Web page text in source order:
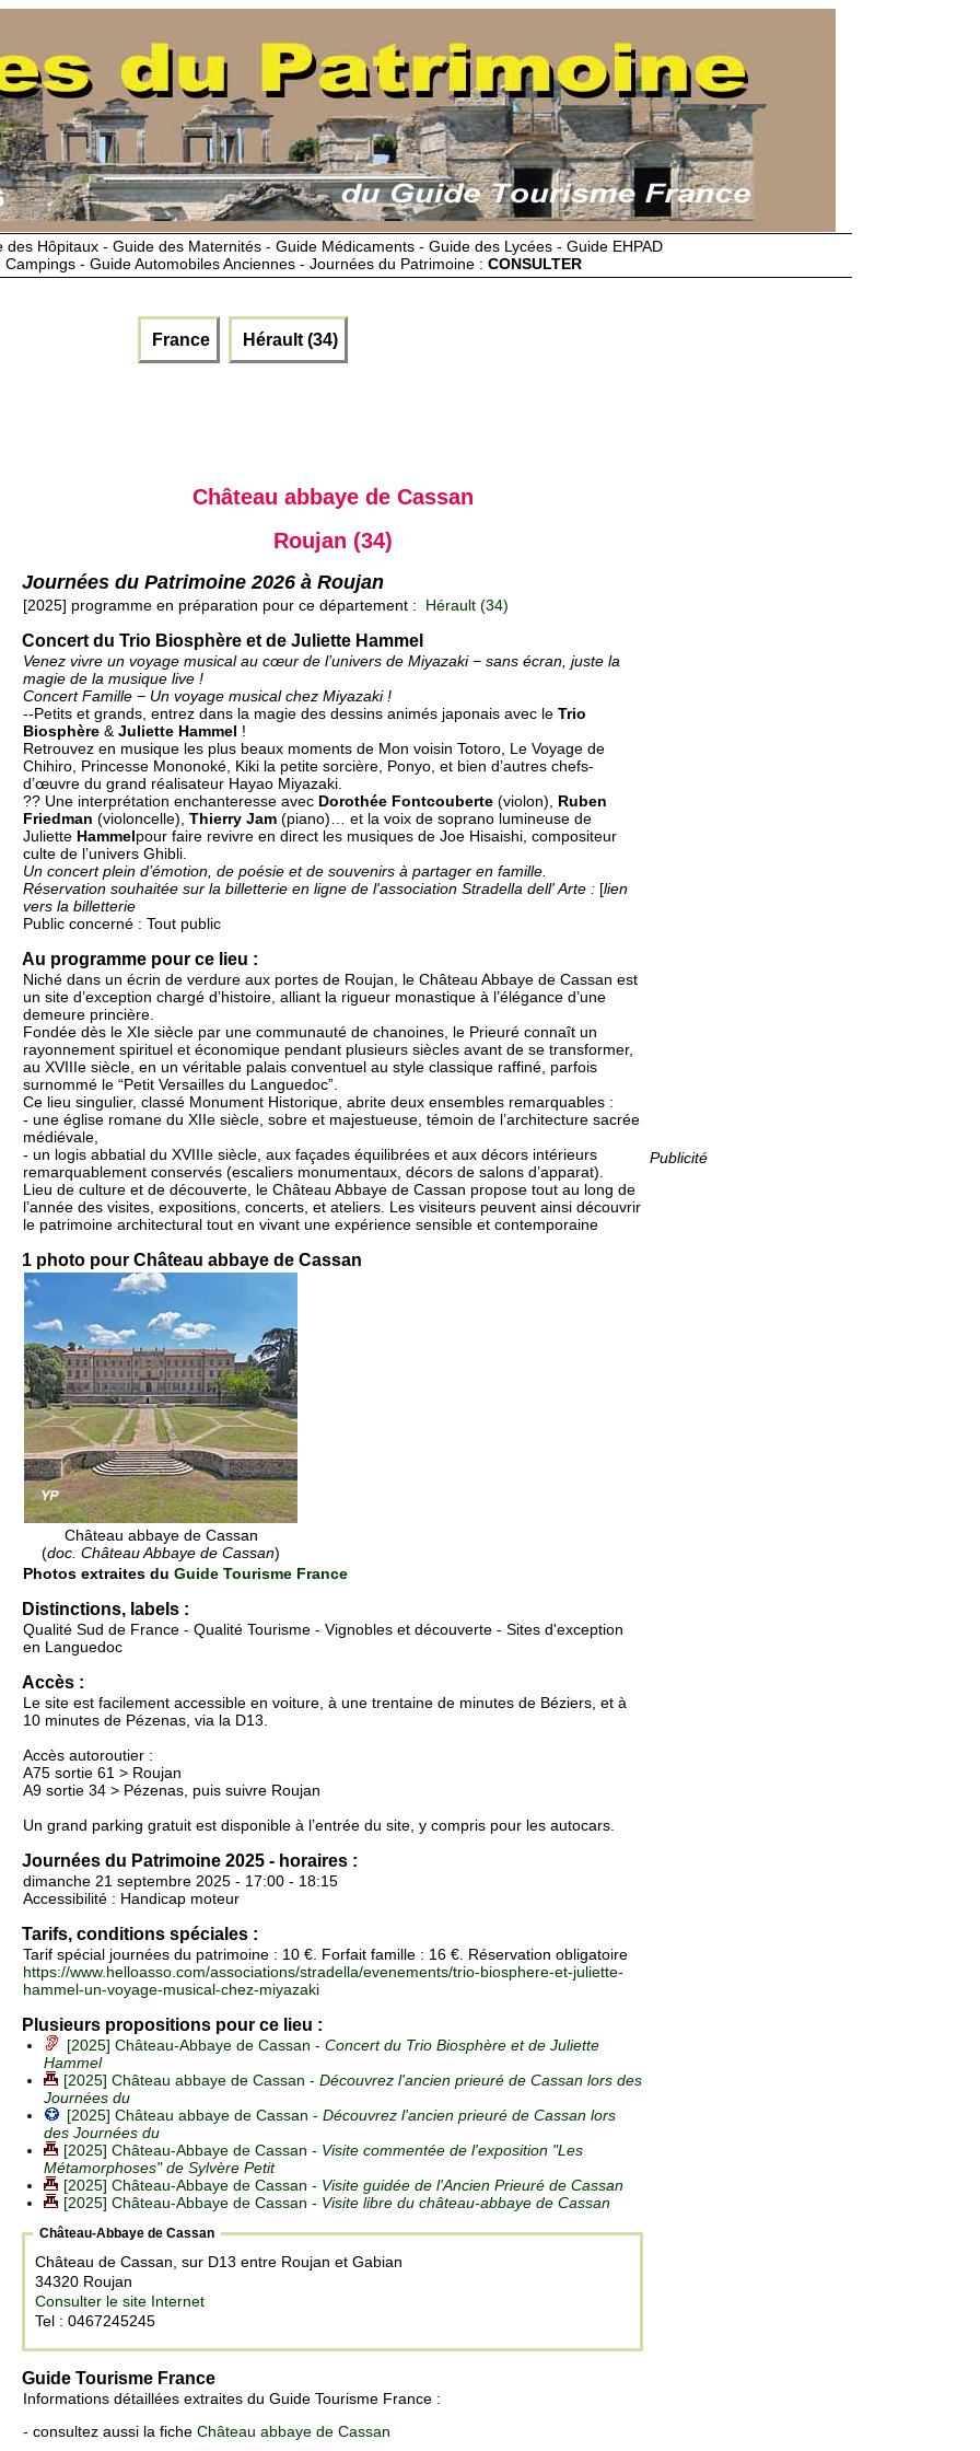
Hôpitaux - Guide des Maternités - Guide Médicaments - Guide des Lycées - Guide EHPAD
- Guide Automobiles Anciennes - Journées du Patrimoine : CONSULTER
France Hérault (34)
Publicité
Château abbaye de Cassan
Roujan (34)
Journées du Patrimoine 2026 à Roujan
[2025] programme en préparation pour ce département : Hérault (34)
Concert du Trio Biosphère et de Juliette Hammel
Venez vivre un voyage musical au cœur de l’univers de Miyazaki − sans écran, juste la
magie de la musique live !
Concert Famille − Un voyage musical chez Miyazaki !
--Petits et grands, entrez dans la magie des dessins animés japonais avec le Trio
Biosphère &Juliette Hammel !
Retrouvez en musique les plus beaux moments de Mon voisin Totoro, Le Voyage de
Chihiro, Princesse Mononoké, Kiki la petite sorcière, Ponyo, et bien d’autres chefs-
d’œuvre du grand réalisateur Hayao Miyazaki.
?? Une interprétation enchanteresse avec Dorothée Fontcouberte (violon), Ruben
Friedman (violoncelle), Thierry Jam (piano)… et la voix de soprano lumineuse de
Juliette Hammelpour faire revivre en direct les musiques de Joe Hisaishi, compositeur
culte de l’univers Ghibli.
Un concert plein d’émotion, de poésie et de souvenirs à partager en famille.
Réservation souhaitée sur la billetterie en ligne de l'association Stradella dell' Arte : [lien
vers la billetterie
Public concerné : Tout public
Au programme pour ce lieu :
Niché dans un écrin de verdure aux portes de Roujan, le Château Abbaye de Cassan est
un site d’exception chargé d’histoire, alliant la rigueur monastique à l’élégance d’une
demeure princière.
Fondée dès le XIe siècle par une communauté de chanoines, le Prieuré connaît un
rayonnement spirituel et économique pendant plusieurs siècles avant de se transformer,
au XVIIIe siècle, en un véritable palais conventuel au style classique raffiné, parfois
surnommé le “Petit Versailles du Languedoc”.
Ce lieu singulier, classé Monument Historique, abrite deux ensembles remarquables :
- une église romane du XIIe siècle, sobre et majestueuse, témoin de l’architecture sacrée
médiévale,
- un logis abbatial du XVIIIe siècle, aux façades équilibrées et aux décors intérieurs
remarquablement conservés (escaliers monumentaux, décors de salons d’apparat).
Lieu de culture et de découverte, le Château Abbaye de Cassan propose tout au long de
l’année des visites, expositions, concerts, et ateliers. Les visiteurs peuvent ainsi découvrir
le patrimoine architectural tout en vivant une expérience sensible et contemporaine
1 photo pour Château abbaye de Cassan
Château abbaye de Cassan
(doc. Château Abbaye de Cassan)
Photos extraites du Guide Tourisme France
Distinctions, labels :
Qualité Sud de France - Qualité Tourisme - Vignobles et découverte - Sites d'exception
en Languedoc
Accès :
Le site est facilement accessible en voiture, à une trentaine de minutes de Béziers, et à
10 minutes de Pézenas, via la D13.
Accès autoroutier :
A75 sortie 61 > Roujan
A9 sortie 34 > Pézenas, puis suivre Roujan
Un grand parking gratuit est disponible à l’entrée du site, y compris pour les autocars.
Journées du Patrimoine 2025 - horaires :
dimanche 21 septembre 2025 - 17:00 - 18:15
Accessibilité : Handicap moteur
Tarifs, conditions spéciales :
Tarif spécial journées du patrimoine : 10 €. Forfait famille : 16 €. Réservation obligatoire
https://www.helloasso.com/associations/stradella/evenements/trio-biosphere-et-juliette-
hammel-un-voyage-musical-chez-miyazaki
Plusieurs propositions pour ce lieu :
[2025] Château-Abbaye de Cassan - Concert du Trio Biosphère et de Juliette
Hammel
[2025] Château abbaye de Cassan - Découvrez l'ancien prieuré de Cassan lors des
Journées du
[2025] Château abbaye de Cassan - Découvrez l'ancien prieuré de Cassan lors
des Journées du
[2025] Château-Abbaye de Cassan - Visite commentée de l'exposition "Les
Métamorphoses" de Sylvère Petit
[2025] Château-Abbaye de Cassan - Visite guidée de l'Ancien Prieuré de Cassan
[2025] Château-Abbaye de Cassan - Visite libre du château-abbaye de Cassan
Château-Abbaye de Cassan
Château de Cassan, sur D13 entre Roujan et Gabian
34320 Roujan
Consulter le site Internet
Tel : 0467245245
Guide Tourisme France
Informations détaillées extraites du Guide Tourisme France :
- consultez aussi la fiche Château abbaye de Cassan